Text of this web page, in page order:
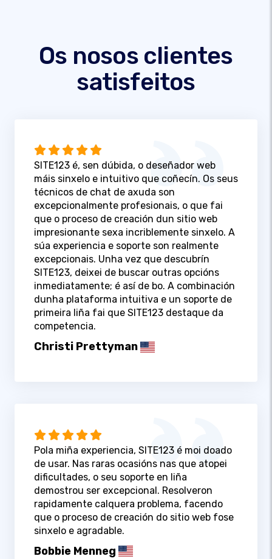
Os nosos clientes
satisfeitos
SITE123 é, sen dúbida, o deseñador web
máis sinxelo e intuitivo que coñecín. Os seus
técnicos de chat de axuda son
excepcionalmente profesionais, o que fai
que o proceso de creación dun sitio web
impresionante sexa incriblemente sinxelo. A
súa experiencia e soporte son realmente
excepcionais. Unha vez que descubrín
SITE123, deixei de buscar outras opcións
inmediatamente; é así de bo. A combinación
dunha plataforma intuitiva e un soporte de
primeira liña fai que SITE123 destaque da
competencia.
Christi Prettyman
Pola miña experiencia, SITE123 é moi doado
de usar. Nas raras ocasións nas que atopei
dificultades, o seu soporte en liña
demostrou ser excepcional. Resolveron
rapidamente calquera problema, facendo
que o proceso de creación do sitio web fose
sinxelo e agradable.
Bobbie Menneg